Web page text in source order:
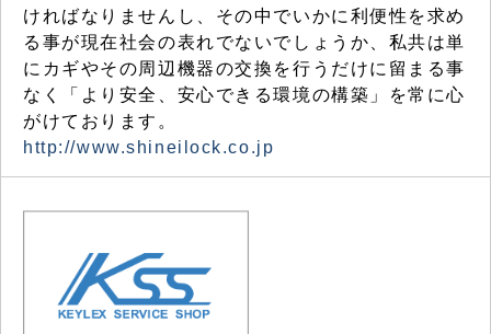
ければなりませんし、その中でいかに利便性を求め
る事が現在社会の表れでないでしょうか、私共は単
にカギやその周辺機器の交換を行うだけに留まる事
なく「より安全、安心できる環境の構築」を常に心
がけております。
http://www.shineilock.co.jp